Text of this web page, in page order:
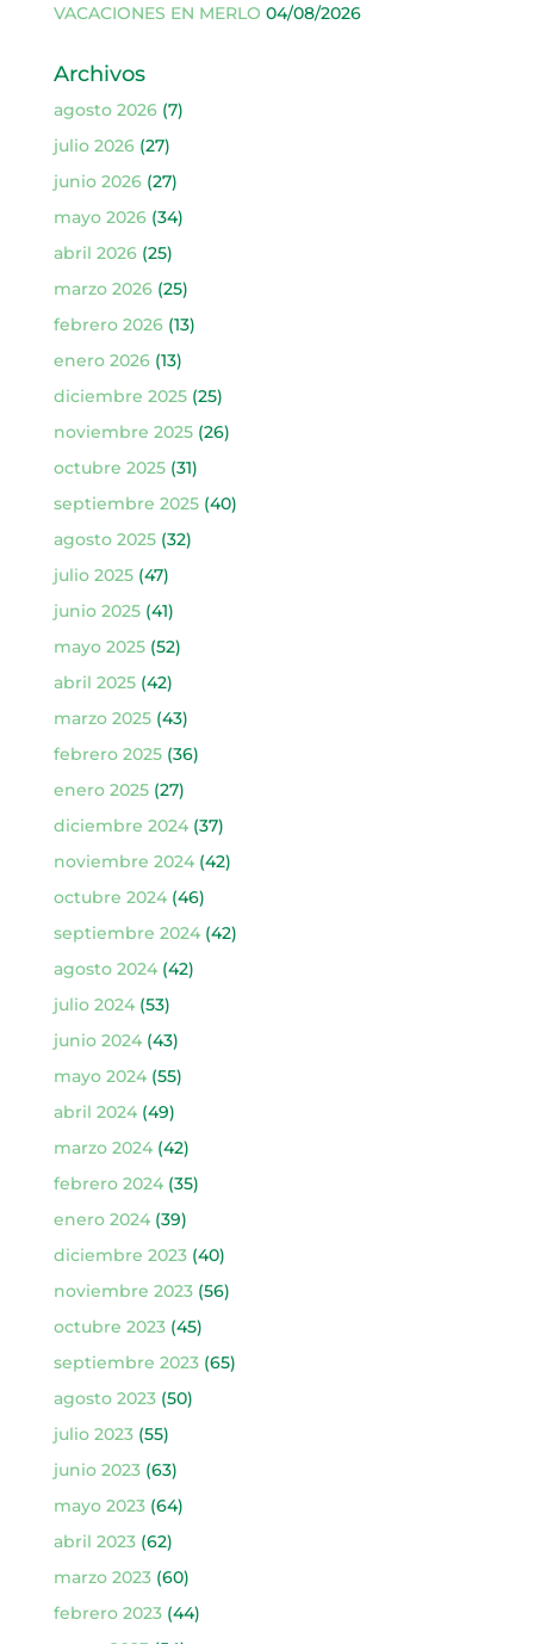
VACACIONES EN MERLO 04/08/2026
Archivos
agosto 2026(7)
julio 2026(27)
junio 2026(27)
mayo 2026(34)
abril 2026(25)
marzo 2026(25)
febrero 2026(13)
enero 2026(13)
diciembre 2025(25)
noviembre 2025(26)
octubre 2025(31)
septiembre 2025(40)
agosto 2025(32)
julio 2025(47)
junio 2025(41)
mayo 2025(52)
abril 2025(42)
marzo 2025(43)
febrero 2025(36)
enero 2025(27)
diciembre 2024(37)
noviembre 2024(42)
octubre 2024(46)
septiembre 2024(42)
agosto 2024(42)
julio 2024(53)
junio 2024(43)
mayo 2024(55)
abril 2024(49)
marzo 2024(42)
febrero 2024(35)
enero 2024(39)
diciembre 2023(40)
noviembre 2023(56)
octubre 2023(45)
septiembre 2023(65)
agosto 2023(50)
julio 2023(55)
junio 2023(63)
mayo 2023(64)
abril 2023(62)
marzo 2023(60)
febrero 2023(44)